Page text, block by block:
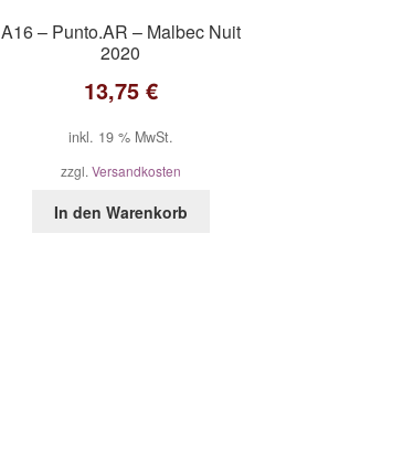
A16 – Punto.AR – Malbec Nuit
2020
13,75 €
inkl. 19 % MwSt.
zzgl. Versandkosten
In den Warenkorb